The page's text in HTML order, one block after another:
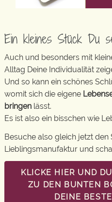
Ein kleines Stück Du
Auch und besonders mit
Alltag Deine Individualität
Und so kann ein schönes
womit sich die eigene
bringen lässt.
Es ist also ein bisschen wie
Besuche also gleich jetzt den
Lieblingsmanufaktur und
KLICKE HIER UND
ZU DEN BUNTEN
DEINE